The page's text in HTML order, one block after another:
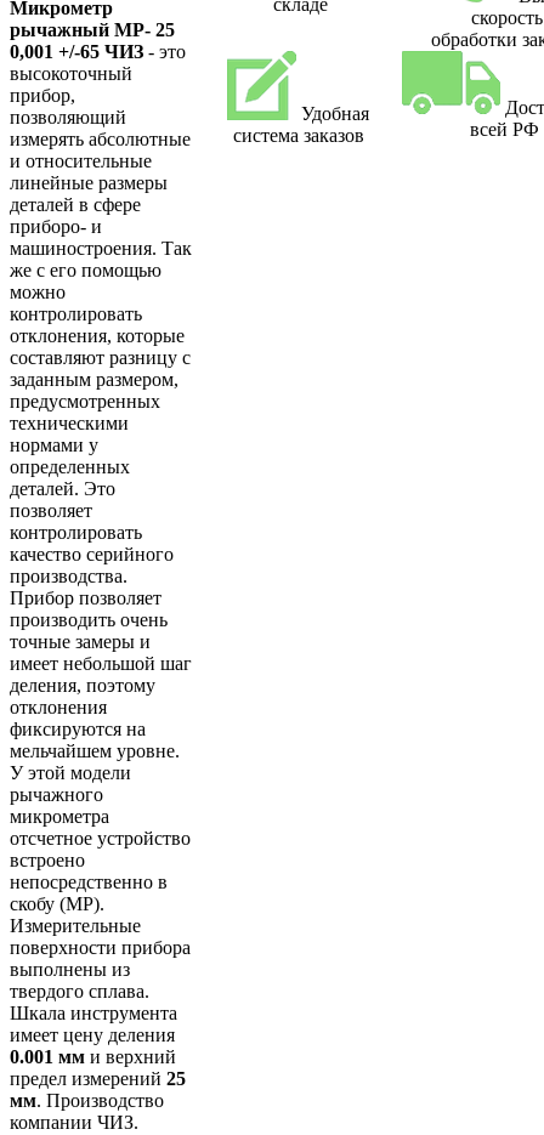
Микрометр
рычажный МР- 25
0,001 +/-65 ЧИЗ - это
высокоточный
прибор,
позволяющий
измерять абсолютные
и относительные
линейные размеры
деталей в сфере
приборо- и
машиностроения. Так
же с его помощью
можно
контролировать
отклонения, которые
составляют разницу с
заданным размером,
предусмотренных
техническими
нормами у
определенных
деталей. Это
позволяет
контролировать
качество серийного
производства.
Прибор позволяет
производить очень
точные замеры и
имеет небольшой шаг
деления, поэтому
отклонения
фиксируются на
мельчайшем уровне.
У этой модели
рычажного
микрометра
отсчетное устройство
встроено
непосредственно в
скобу (МР).
Измерительные
поверхности прибора
выполнены из
твердого сплава.
Шкала инструмента
имеет цену деления
0.001 мм и верхний
предел измерений 25
мм. Производство
компании ЧИЗ.
складе
скорость
обработки
Удобная
система заказов
всей РФ